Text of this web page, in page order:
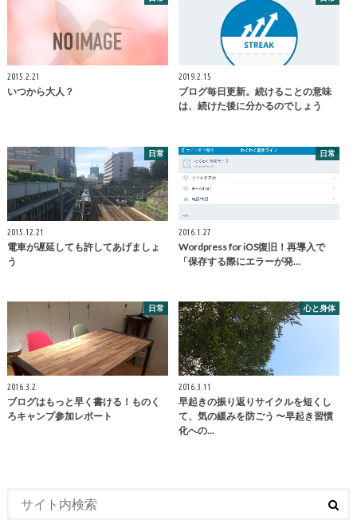
2015.2.21
いつから大人？
2019.2.15
ブログ毎日更新。続けることの意味
は、続けた後に分かるのでしょう
日常
2015.12.21
電車が遅延しても許してあげましょ
う
日常
2016.1.27
Wordpress for iOS復旧！再導入で
「保存する際にエラーが発…
日常
2016.3.2
ブログはもっと早く書ける！ものく
ろキャンプ参加レポート
心と身体
2016.3.11
早起きの振り返りサイクルを短くし
て、気の緩みを防ごう 〜早起き習慣
化への…